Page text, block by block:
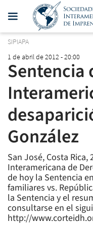
SIPIAPA
1 de abril de 2012 - 20:00
Sentencia
González
San José, Costa
Interamericana de
de hoy la Sentencia
familiares vs.
la Sentencia y el
consultarse en el
http://